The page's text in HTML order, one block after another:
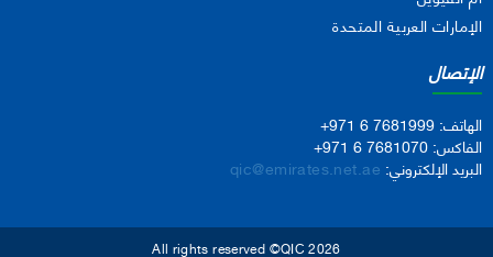
الإمارات العربية المتحدة
الإتصال
الهاتف: +971 6 7681999
الفاكس: +971 6 7681070
البريد الإلكتروني: qic@emirates.net.ae
All rights reserved ©QIC 2026